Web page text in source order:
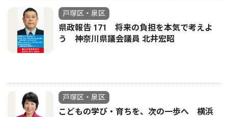
戸塚区・泉区
県政報告 171 将来の負担を本気で考えよ
う 神奈川県議会議員 北井宏昭
戸塚区・泉区
こどもの学び・育ちを、次の一歩へ 横浜